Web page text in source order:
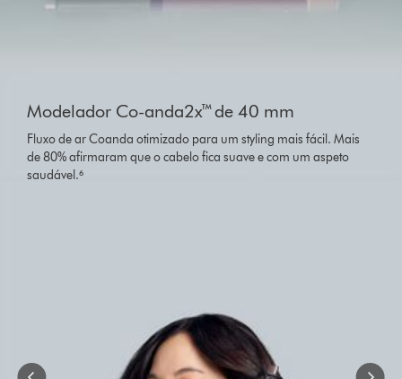
Modelador Co-anda2x™ de 40 mm
Fluxo de ar Coanda otimizado para um styling mais fácil. Mais
de 80% afirmaram que o cabelo fica suave e com um aspeto
saudável.⁶